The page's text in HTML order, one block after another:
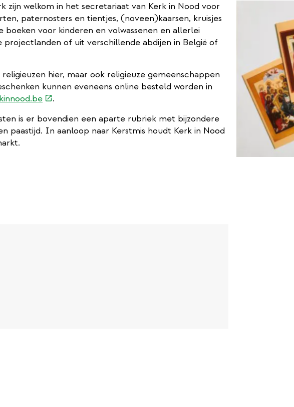
zijn welkom in het secretariaat van Kerk in Nood voor
paternosters en tientjes, (noveen)kaarsen, kruisjes
boeken voor kinderen en volwassenen en allerlei
projectlanden of uit verschillende abdijen in België of
hier, maar ook religieuze gemeenschappen
kunnen eveneens online besteld worden in
(externe
.
is er bovendien een aparte rubriek met bijzondere
paastijd. In aanloop naar Kerstmis houdt Kerk in Nood